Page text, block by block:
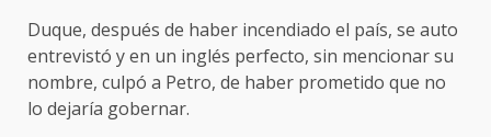
Duque, después de haber incendiado el país, se auto
entrevistó y en un inglés perfecto, sin mencionar su
nombre, culpó a Petro, de haber prometido que no
lo dejaría gobernar.